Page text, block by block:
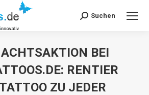
Search:
Suchen
BEI
RENTIER
ZU JEDER